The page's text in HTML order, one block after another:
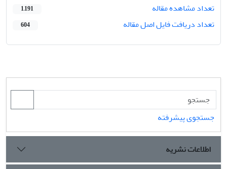
تعداد مشاهده مقاله
1,191
تعداد دریافت فایل اصل مقاله 604
جستجوی پیشرفته
اطلاعات نشریه